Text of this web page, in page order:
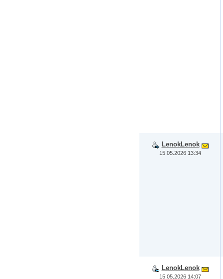
LenokLenok
15.05.2026 13:34
LenokLenok
15.05.2026 14:07